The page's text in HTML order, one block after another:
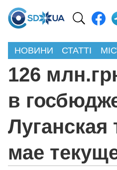
НОВИНИ СТАТТІ
126
в
мае